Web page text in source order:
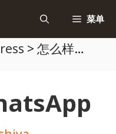
菜单
> 怎么样加 WhatsApp